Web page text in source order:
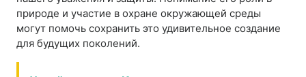
природе и участие в охране окружающей среды
могут помочь сохранить это удивительное создание
для будущих поколений.